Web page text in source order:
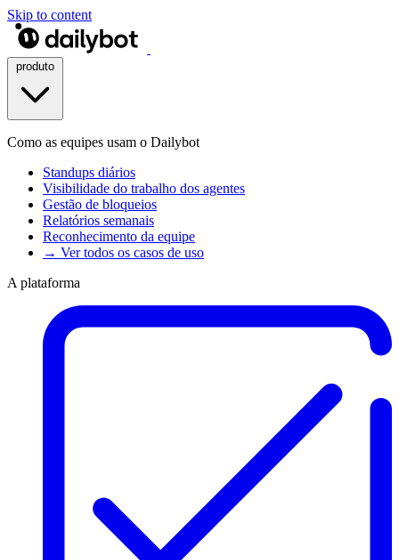
Skip to content
Como as equipes usam o Dailybot
Standups diários
Visibilidade do trabalho dos agentes
Gestão de bloqueios
Relatórios semanais
Reconhecimento da equipe
→ Ver todos os casos de uso
A plataforma